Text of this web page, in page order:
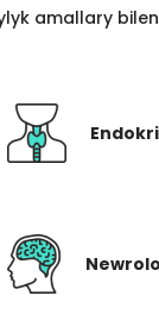
amallary